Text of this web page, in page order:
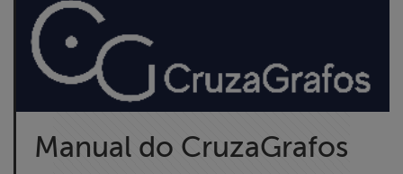
Manual do CruzaGrafos